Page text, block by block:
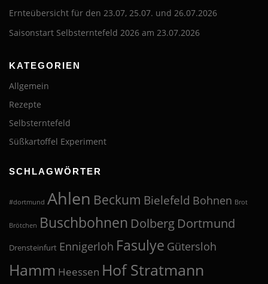
Ernteübersicht für den 23.07, 25.07. und 26.07.2026
Saisonstart Selbsterntefeld 2026 am 23.07.2026
KATEGORIEN
Allgemein
Rezepte
Selbsterntefeld
Süßkartoffel Experiment
SCHLAGWÖRTER
#dortmund Ahlen Beckum Bielefeld Bohnen Brot
Brötchen Buschbohnen Dolberg Dortmund
Drensteinfurt Ennigerloh Fasulye Gütersloh
Hamm Heessen Hof Stratmann